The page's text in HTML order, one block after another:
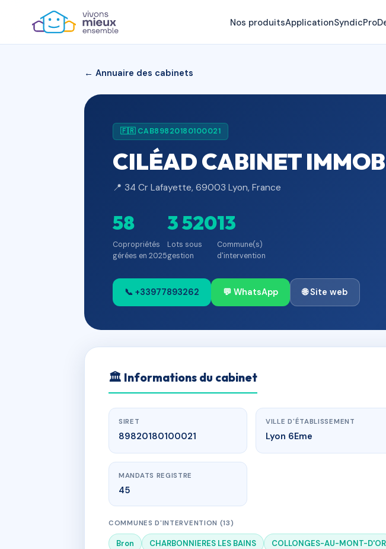
Nos produitsApplicationSyndicPro
← Annuaire des cabinets
🇫🇷 CAB89820180100021
CILÉAD CABINET
📍 34 Cr Lafayette, 69003 Lyon, France
58
Copropriétés
gérées en 2025
3 520
Lots sous
gestion
13
Commune(s)
d'intervention
📞 +33977893262 💬 WhatsApp 🌐 Site web
🏛 Informations du cabinet
SIRET
89820180100021
VILLE D'ÉTABLISSEMENT
Lyon 6Eme
MANDATS REGISTRE
45
COMMUNES D'INTERVENTION (13)
Bron CHARBONNIERES LES BAINS COLLONGES-AU-MONT-D'OR